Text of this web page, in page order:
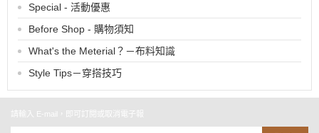
Special - 活動優惠
Before Shop - 購物須知
What's the Meterial？－布料知識
Style Tips－穿搭技巧
請輸入 E-mail，即可訂閱或取消電子報